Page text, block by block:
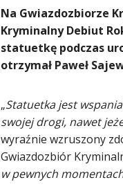
Na Gwiazdozbiorze
Kryminalny Debiut
statuetkę podczas
otrzymał Paweł
„Statuetka jest
swojej drogi, nawet
wyraźnie wzruszony
Gwiazdozbiór
w pewnych